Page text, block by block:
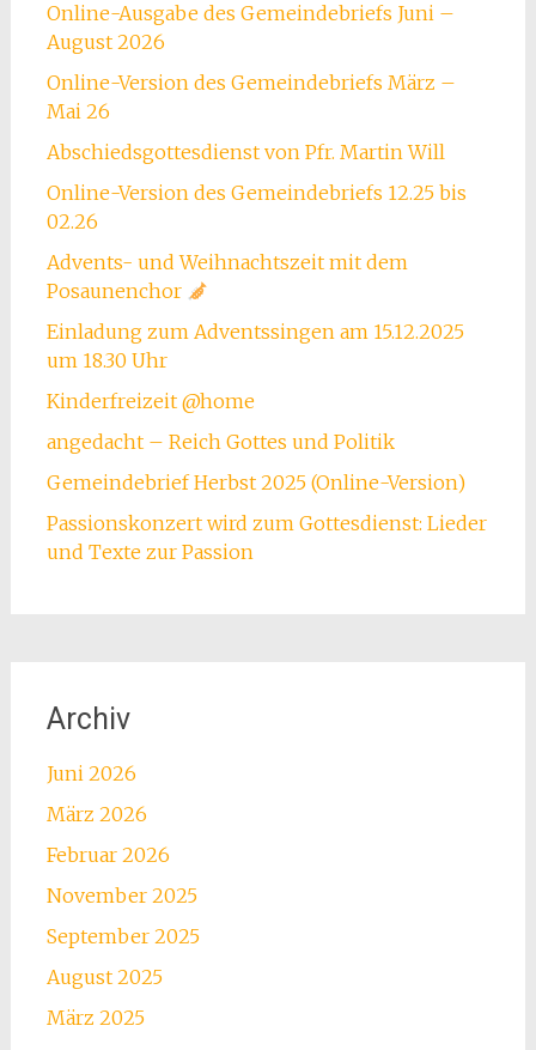
Online-Ausgabe des Gemeindebriefs Juni –
August 2026
Online-Version des Gemeindebriefs März –
Mai 26
Abschiedsgottesdienst von Pfr. Martin Will
Online-Version des Gemeindebriefs 12.25 bis
02.26
Advents- und Weihnachtszeit mit dem
Posaunenchor
Einladung zum Adventssingen am 15.12.2025
um 18.30 Uhr
Kinderfreizeit @home
angedacht – Reich Gottes und Politik
Gemeindebrief Herbst 2025 (Online-Version)
Passionskonzert wird zum Gottesdienst: Lieder
und Texte zur Passion
Archiv
Juni 2026
März 2026
Februar 2026
November 2025
September 2025
August 2025
März 2025